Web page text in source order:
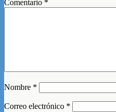
Comentario *
Nombre *
Correo electrónico *